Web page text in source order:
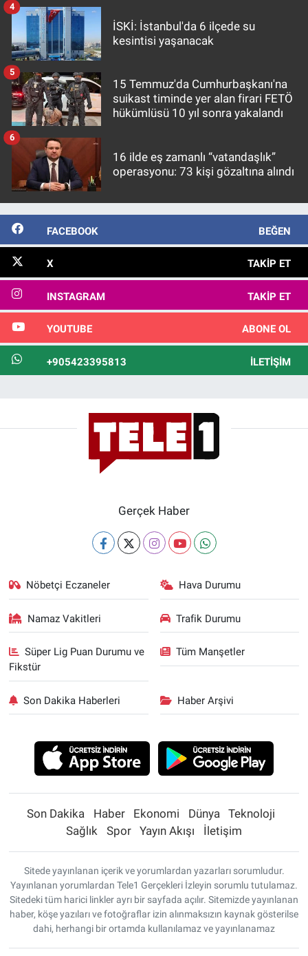
İSKİ: İstanbul'da 6 ilçede su
kesintisi yaşanacak
4
15 Temmuz'da Cumhurbaşkanı'na
suikast timinde yer alan firari FETÖ
hükümlüsü 10 yıl sonra yakalandı
5
16 ilde eş zamanlı “vatandaşlık”
operasyonu: 73 kişi gözaltına alındı
6
FACEBOOK BEĞEN
X TAKIP ET
INSTAGRAM TAKIP ET
YOUTUBE ABONE OL
+905423395813 İLETIŞIM
Gerçek Haber
Nöbetçi Eczaneler Hava Durumu
Namaz Vakitleri Trafik Durumu
Süper Lig Puan Durumu ve
Fikstür
Tüm Manşetler
Son Dakika Haberleri Haber Arşivi
Son Dakika Haber Ekonomi Dünya
Teknoloji
Sağlık
Spor Yayın Akışı İletişim
Sitede yayınlanan içerik ve yorumlardan yazarları sorumludur.
Yayınlanan yorumlardan Tele1 Gerçekleri İzleyin sorumlu tutulamaz.
Sitedeki tüm harici linkler ayrı bir sayfada açılır. Sitemizde yayınlanan
haber, köşe yazıları ve fotoğraflar izin alınmaksızın kaynak gösterilse
dahi, herhangi bir ortamda kullanılamaz ve yayınlanamaz